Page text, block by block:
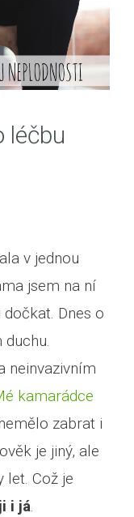
léčbu
v jednou
jsem na ní
Dnes o
neinvazivním
kamarádce
zabrat i
je jiný, ale
let. Což je
i já.